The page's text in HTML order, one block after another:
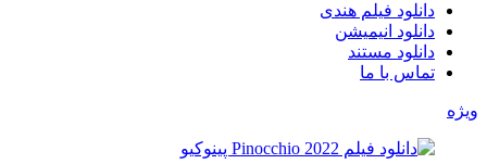
دانلود فیلم هندی
دانلود انیمیشن
دانلود مستند
تماس با ما
ویژه